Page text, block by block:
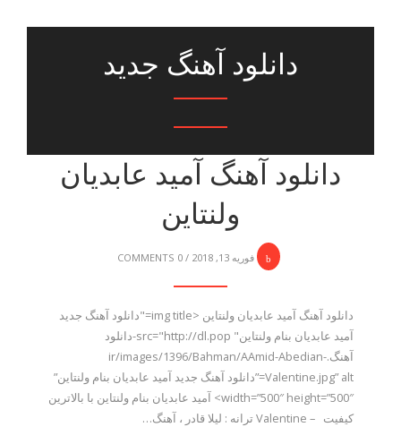
دانلود آهنگ جدید
دانلود آهنگ آمید عابدیان
ولنتاین
فوریه 13, 2018 /
0 COMMENTS
دانلود آهنگ آمید عابدیان ولنتاین <img title="دانلود آهنگ جدید
آمید عابدیان بنام ولنتاین" src="http://dl.pop-دانلود
آهنگ.ir/images/1396/Bahman/AAmid-Abedian-
Valentine.jpg” alt=”دانلود آهنگ جدید آمید عابدیان بنام ولنتاین”
width=”500″ height=”500″> آمید عابدیان بنام ولنتاین با بالاترین
کیفیت – Valentine ترانه : لیلا قادر ، آهنگ…